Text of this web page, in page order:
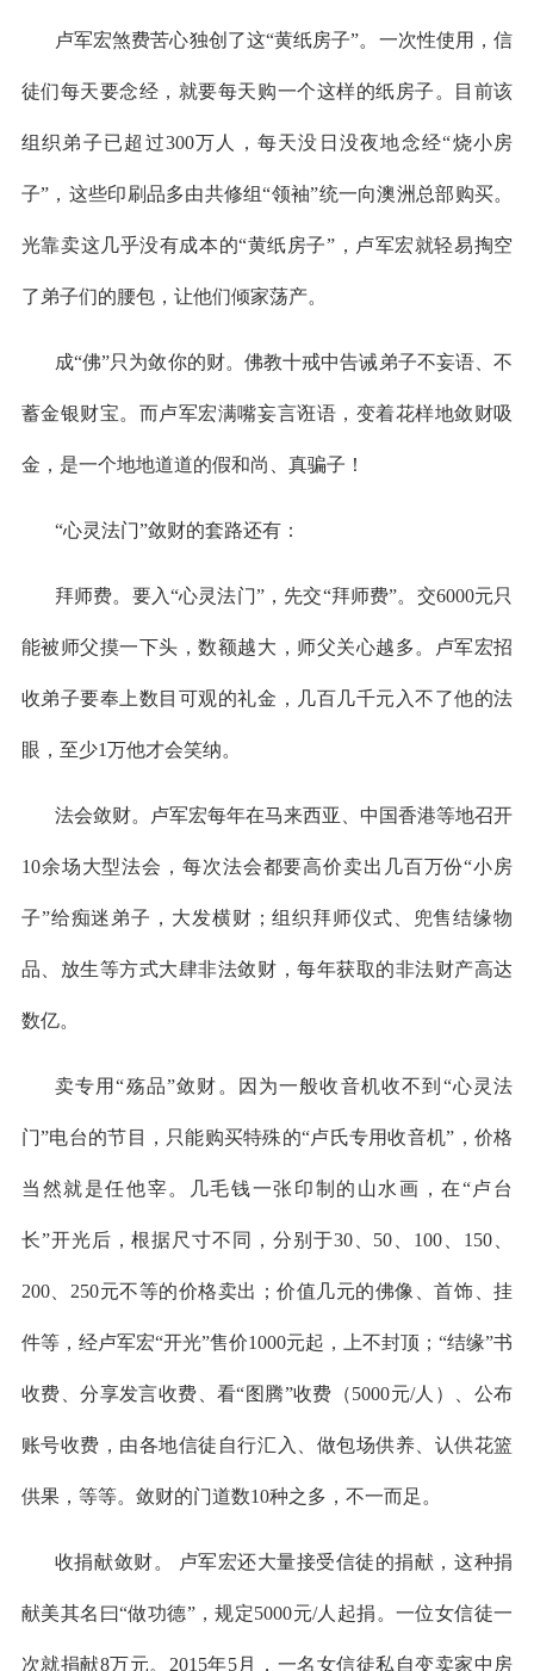
卢军宏煞费苦心独创了这“黄纸房子”。一次性使用，信
徒们每天要念经，就要每天购一个这样的纸房子。目前该
组织弟子已超过300万人，每天没日没夜地念经“烧小房
子”，这些印刷品多由共修组“领袖”统一向澳洲总部购买。
光靠卖这几乎没有成本的“黄纸房子”，卢军宏就轻易掏空
了弟子们的腰包，让他们倾家荡产。
成“佛”只为敛你的财。佛教十戒中告诫弟子不妄语、不
蓄金银财宝。而卢军宏满嘴妄言诳语，变着花样地敛财吸
金，是一个地地道道的假和尚、真骗子！
“心灵法门”敛财的套路还有：
拜师费。要入“心灵法门”，先交“拜师费”。交6000元只
能被师父摸一下头，数额越大，师父关心越多。卢军宏招
收弟子要奉上数目可观的礼金，几百几千元入不了他的法
眼，至少1万他才会笑纳。
法会敛财。卢军宏每年在马来西亚、中国香港等地召开
10余场大型法会，每次法会都要高价卖出几百万份“小房
子”给痴迷弟子，大发横财；组织拜师仪式、兜售结缘物
品、放生等方式大肆非法敛财，每年获取的非法财产高达
数亿。
卖专用“殇品”敛财。因为一般收音机收不到“心灵法
门”电台的节目，只能购买特殊的“卢氏专用收音机”，价格
当然就是任他宰。几毛钱一张印制的山水画，在“卢台
长”开光后，根据尺寸不同，分别于30、50、100、150、
200、250元不等的价格卖出；价值几元的佛像、首饰、挂
件等，经卢军宏“开光”售价1000元起，上不封顶；“结缘”书
收费、分享发言收费、看“图腾”收费（5000元/人）、公布
账号收费，由各地信徒自行汇入、做包场供养、认供花篮
供果，等等。敛财的门道数10种之多，不一而足。
收捐献敛财。 卢军宏还大量接受信徒的捐献，这种捐
献美其名曰“做功德”，规定5000元/人起捐。一位女信徒一
次就捐献8万元。2015年5月，一名女信徒私自变卖家中房